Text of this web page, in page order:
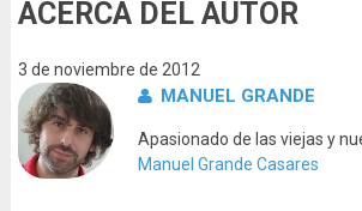
ACERCA DEL AUTOR
3 de noviembre de 2012
MANUEL GRANDE
Apasionado de las viejas y
Manuel Grande Casares